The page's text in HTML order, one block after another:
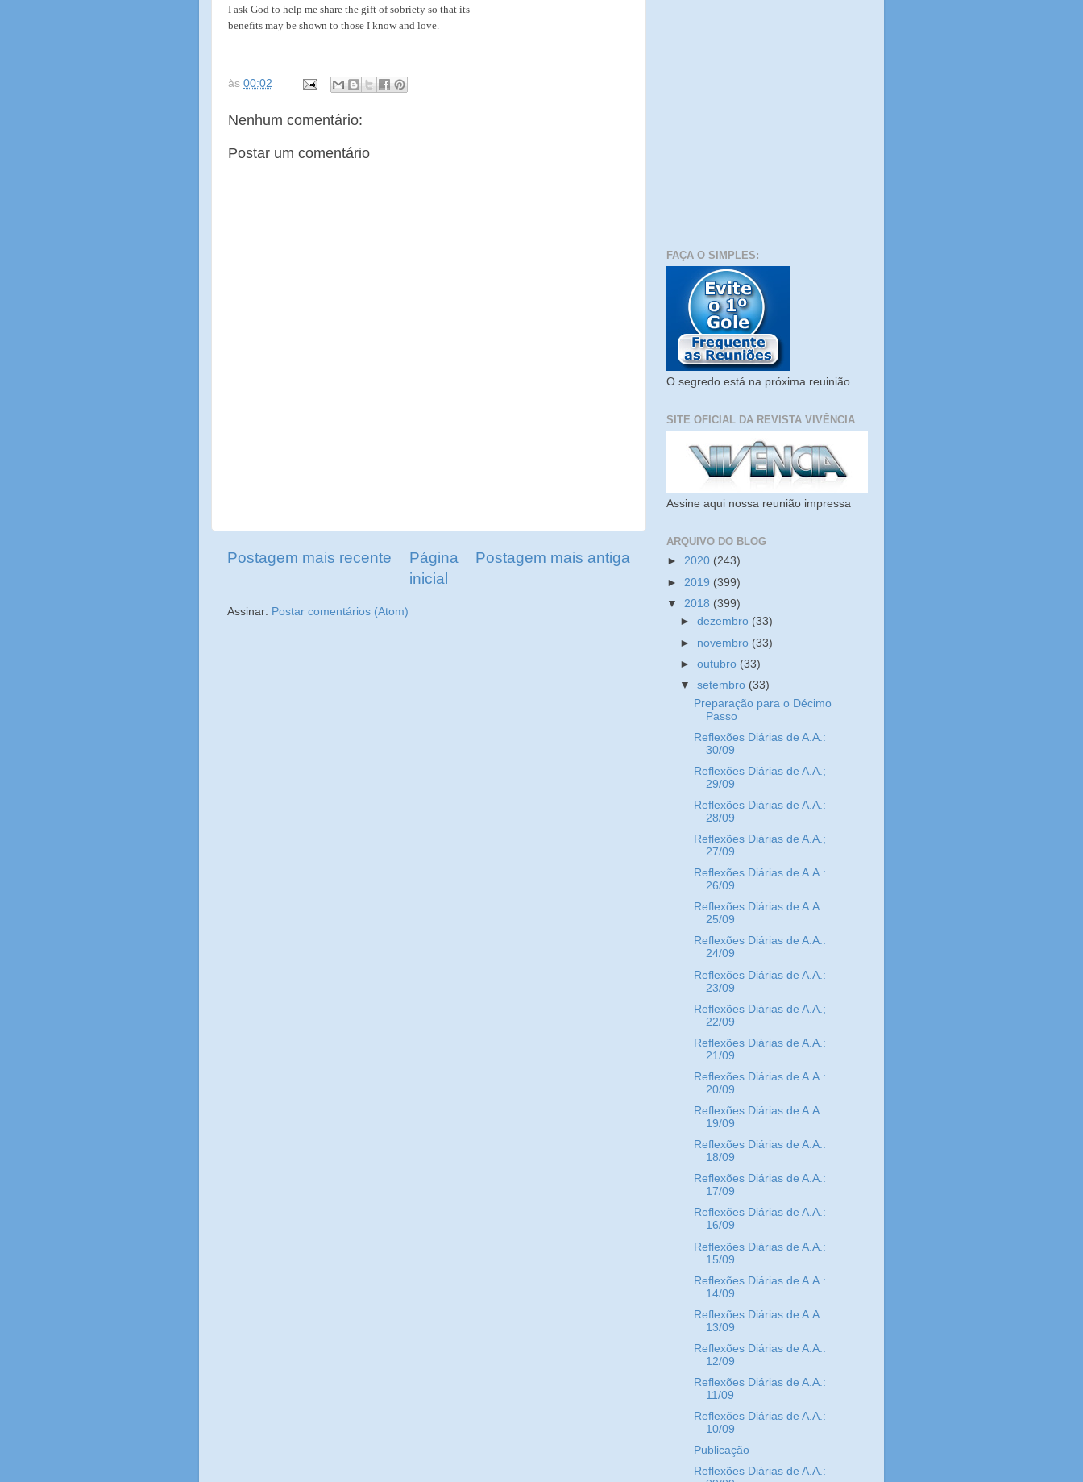
I ask God to help me share the gift of sobriety so that its
benefits may be shown to those I know and love.
às 00:02
Nenhum comentário:
Postar um comentário
Postagem mais recente Postagem mais antiga
Página
inicial
Assinar: Postar comentários (Atom)
FAÇA O SIMPLES:
O segredo está na próxima reuinião
SITE OFICIAL DA REVISTA VIVÊNCIA
Assine aqui nossa reunião impressa
ARQUIVO DO BLOG
► 2020 (243)
► 2019 (399)
▼ 2018 (399)
►dezembro (33)
► novembro (33)
►outubro (33)
▼setembro (33)
Preparação para o Décimo
Passo
Reflexões Diárias de A.A.:
30/09
Reflexões Diárias de A.A.;
29/09
Reflexões Diárias de A.A.:
28/09
Reflexões Diárias de A.A.;
27/09
Reflexões Diárias de A.A.:
26/09
Reflexões Diárias de A.A.:
25/09
Reflexões Diárias de A.A.:
24/09
Reflexões Diárias de A.A.:
23/09
Reflexões Diárias de A.A.;
22/09
Reflexões Diárias de A.A.:
21/09
Reflexões Diárias de A.A.:
20/09
Reflexões Diárias de A.A.:
19/09
Reflexões Diárias de A.A.:
18/09
Reflexões Diárias de A.A.:
17/09
Reflexões Diárias de A.A.:
16/09
Reflexões Diárias de A.A.:
15/09
Reflexões Diárias de A.A.:
14/09
Reflexões Diárias de A.A.:
13/09
Reflexões Diárias de A.A.:
12/09
Reflexões Diárias de A.A.:
11/09
Reflexões Diárias de A.A.:
10/09
Publicação
Reflexões Diárias de A.A.: